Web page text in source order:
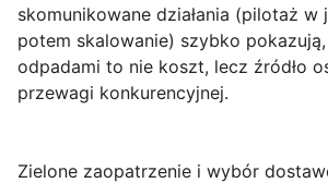
skomunikowane działania (pilotaż w
potem skalowanie) szybko
odpadami to nie koszt, lecz źródło
przewagi konkurencyjnej.
Zielone zaopatrzenie i wybór